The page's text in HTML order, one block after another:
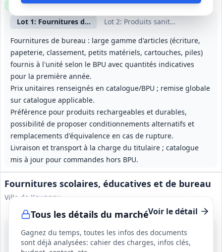
Lot 1: Fournitures de bureau
Lot 2: Produits sanitaires
Fournitures de bureau : large gamme d'articles (écriture,
papeterie, classement, petits matériels, cartouches, piles)
fournis à l'unité selon le BPU avec quantités indicatives
pour la première année.
Prix unitaires renseignés en catalogue/BPU ; remise globale
sur catalogue applicable.
Préférence pour produits rechargeables et durables,
possibilité de proposer conditionnements alternatifs et
remplacements d'équivalence en cas de rupture.
Livraison et transport à la charge du titulaire ; catalogue
mis à jour pour commandes hors BPU.
Clause environnementale Échantillonsrequis
Tous les détails du marché
Gagnez du temps, toutes les infos des documents
sont déjà analysées: cahier des charges, infos clés,
Fournitures scolaires, éducatives et de bureau
Ville de Koungou
Voir le détail
28 août 2026
Koungou (976)